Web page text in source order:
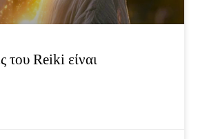
του Reiki είναι